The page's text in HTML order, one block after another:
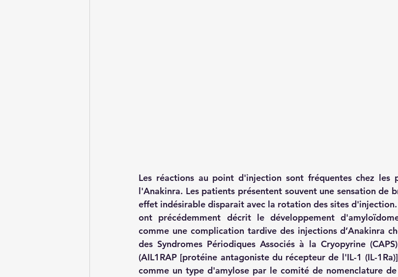
Les réactions au point d'injection sont fréquentes chez les
l'Anakinra. Les patients présentent souvent une sensation de
effet indésirable disparait avec la rotation des sites
ont précédemment décrit le développement
comme une complication tardive des injections d’Anakinra
des Syndromes Périodiques Associés à la Cryopyrine
(AIL1RAP [protéine antagoniste du récepteur de l'IL-1 (IL-
comme un type d'amylose par le comité de nomenclature